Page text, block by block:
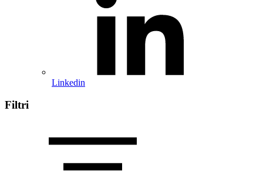
Linkedin
Filtri